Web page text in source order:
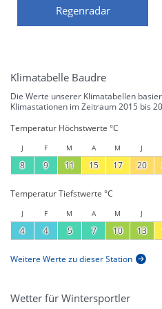
Regenradar
Klimatabelle Baudre
Die Werte unserer Klimatabellen
Klimastationen im Zeitraum 2015 bis
Temperatur Höchstwerte °C
J F M A M J
8 9 11 15 17 20
Temperatur Tiefstwerte °C
J F M A M J
4 4 5 7 10 13
Weitere Werte zu dieser Station
Wetter für Wintersportler